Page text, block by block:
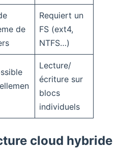
de
Requiert un
FS (ext4,
NTFS…)
Lecture/
écriture sur
blocs
individuels
cloud hybride